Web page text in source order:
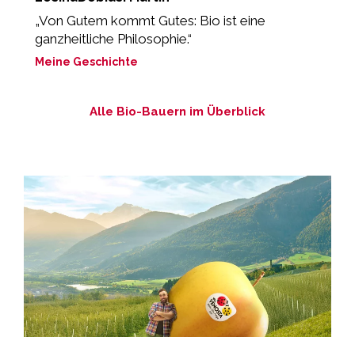
„Von Gutem kommt Gutes: Bio ist eine
ganzheitliche Philosophie.“
Meine Geschichte
Alle Bio-Bauern im Überblick